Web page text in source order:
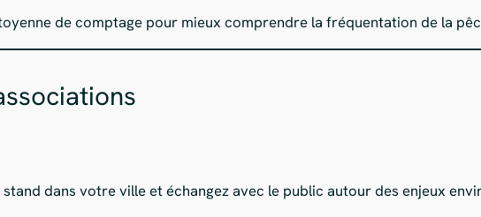
de comptage pour mieux comprendre la fréquentation de la
stand dans votre ville et échangez avec le public autour des enjeux